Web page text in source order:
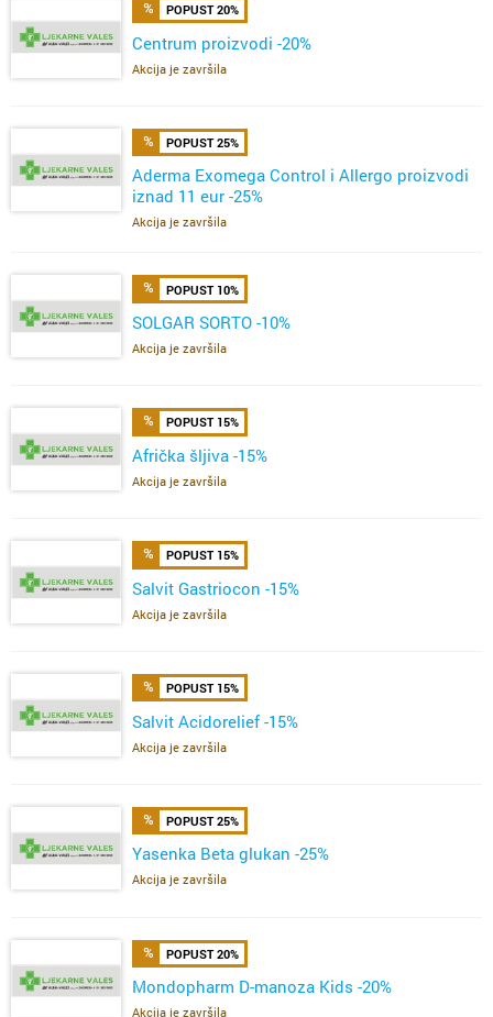
POPUST 20%
Centrum proizvodi -20%
Akcija je završila
POPUST 25%
Aderma Exomega Control i Allergo proizvodi
iznad 11 eur -25%
Akcija je završila
POPUST 10%
SOLGAR SORTO -10%
Akcija je završila
POPUST 15%
Afrička šljiva -15%
Akcija je završila
POPUST 15%
Salvit Gastriocon -15%
Akcija je završila
POPUST 15%
Salvit Acidorelief -15%
Akcija je završila
POPUST 25%
Yasenka Beta glukan -25%
Akcija je završila
POPUST 20%
Mondopharm D-manoza Kids -20%
Akcija je završila